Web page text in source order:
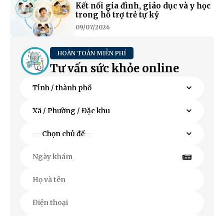
Kết nối gia đình, giáo dục và y học
trong hỗ trợ trẻ tự kỷ
09/07/2026
HOÀN TOÀN MIỄN PHÍ
Tư vấn sức khỏe online